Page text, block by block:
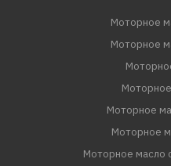
Моторное
Моторное
Моторное
Моторное
Моторное масло